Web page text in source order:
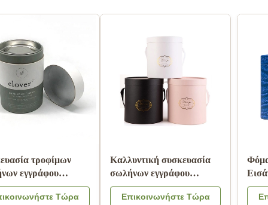
Ζαρωμένος κύλινδρος
σωλήνας Pantone
εγγράφου που τυπώνει την
ακίνδυνη για τα παιδιά
Επικοινωνήστε Τώρα
Συσκευασία τροφίμων
σωλήνων εγγράφου
χαρτονιού με το λογότυπο
χρώματος καπακιών
Επικοινωνήστε Τώρα